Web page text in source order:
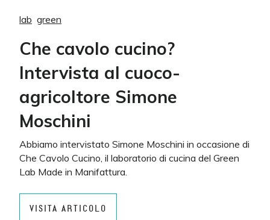
lab green
Che cavolo cucino?
Intervista al cuoco-
agricoltore Simone
Moschini
Abbiamo intervistato Simone Moschini in occasione di
Che Cavolo Cucino, il laboratorio di cucina del Green
Lab Made in Manifattura.
VISITA ARTICOLO